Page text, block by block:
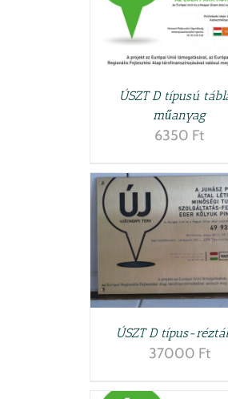
ÚSZT D típusú
műanyag
6350 Ft
ÚSZT D típus-
37000 Ft